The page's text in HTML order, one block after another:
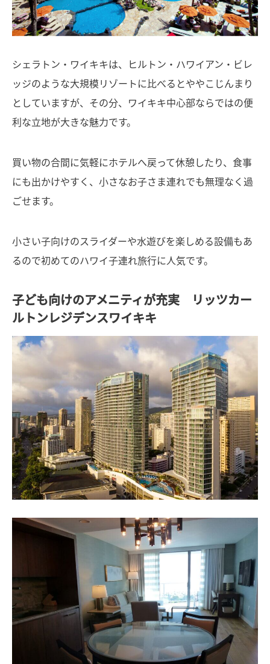
シェラトン・ワイキキは、ヒルトン・ハワイアン・ビレ
ッジのような大規模リゾートに比べるとややこじんまり
としていますが、その分、ワイキキ中心部ならではの便
利な立地が大きな魅力です。
買い物の合間に気軽にホテルへ戻って休憩したり、食事
にも出かけやすく、小さなお子さま連れでも無理なく過
ごせます。
小さい子向けのスライダーや水遊びを楽しめる設備もあ
るので初めてのハワイ子連れ旅行に人気です。
子ども向けのアメニティが充実 リッツカー
ルトンレジデンスワイキキ